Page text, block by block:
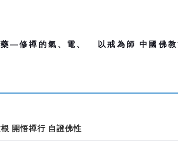
—修禪的氣、電、
以戒為師 中國佛
開悟禪行 自證佛性